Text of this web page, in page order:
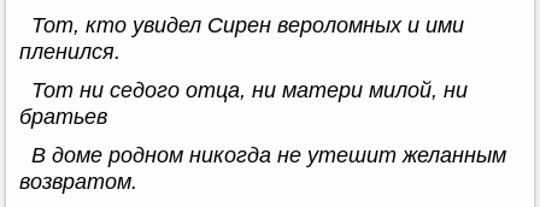
Тот, кто увидел Сирен вероломных и ими
пленился.
Тот ни седого отца, ни матери милой, ни
братьев
В доме родном никогда не утешит желанным
возвратом.